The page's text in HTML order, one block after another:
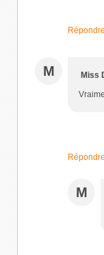
Répondre
M Miss
Répondre
M